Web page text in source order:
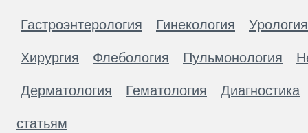
Гастроэнтерология Гинекология Урология
Хирургия Флебология Пульмонология
Дерматология Гематология Диагностика
статьям